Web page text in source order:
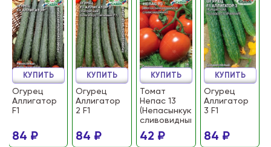
Огурец
Аллигатор
F1
84 ₽
КУПИТЬ
Огурец
Аллигатор
2 F1
84 ₽
КУПИТЬ
Томат
Непас 13
(Непасынкующийся
сливовидный)
42 ₽
КУПИТЬ
Огурец
Аллигатор
3 F1
84 ₽
КУПИТЬ